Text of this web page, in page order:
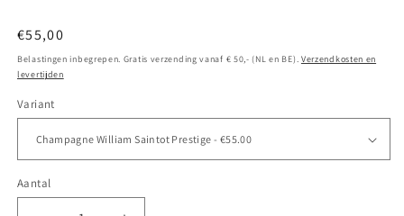
Normale
prijs
€55,00
Belastingen inbegrepen. Gratis verzending vanaf € 50,- (NL en BE). Verzendkosten en
levertijden
Variant
Aantal